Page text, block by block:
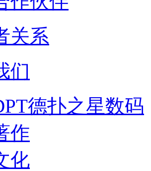
关系
们
德扑之星数码
作
化